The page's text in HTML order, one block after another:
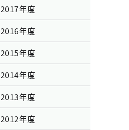
2017年度
2016年度
2015年度
2014年度
2013年度
2012年度